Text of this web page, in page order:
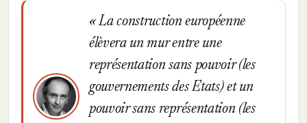
La construction européenne
élèvera un mur entre une
représentation sans pouvoir (les
gouvernements des Etats) et un
pouvoir sans représentation (les